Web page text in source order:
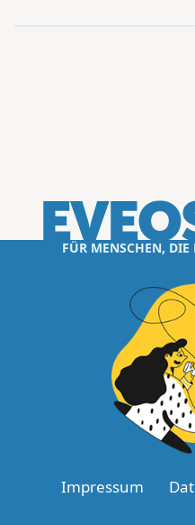
FÜR MENSCHEN, DIE
Impressum